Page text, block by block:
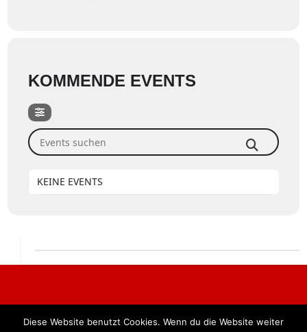
KOMMENDE EVENTS
Events suchen
KEINE EVENTS
Alle Rechte vorbehalten. BKB Verlag GmbH
Diese Website benutzt Cookies. Wenn du die Website weiter